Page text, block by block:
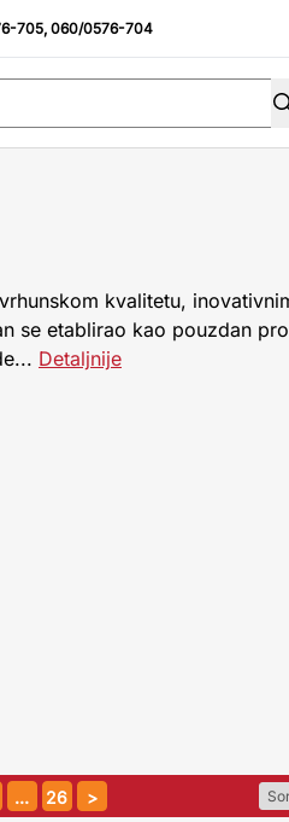
705,060/0576-704
kvalitetu,
se etablirao kao pouzdan
Detaljnije
… 26